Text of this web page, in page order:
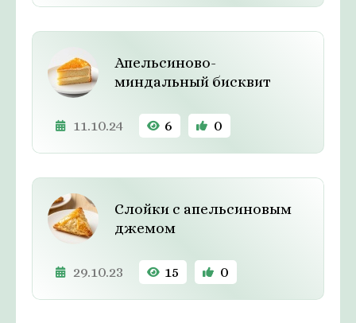
Апельсиново-
миндальный бисквит
11.10.24 6 0
Слойки с апельсиновым
джемом
29.10.23 15 0